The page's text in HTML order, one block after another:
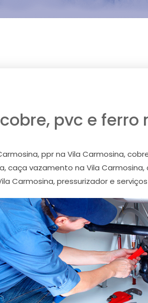
pvc e
ppr na Vila Carmosina,
caça vazamento na Vila
Carmosina, pressurizador e